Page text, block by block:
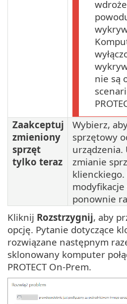
nie są
Zaakceptuj
zmieniony
sprzęt
tylko teraz
Wybierz,
sprzętowy
urządzenia.
zmianie
klienckiego.
ponownie
Kliknij Rozstrzygnij, aby
opcję. Pytanie dotyczące
rozwiązane następnym
sklonowany komputer
PROTECT On-Prem.